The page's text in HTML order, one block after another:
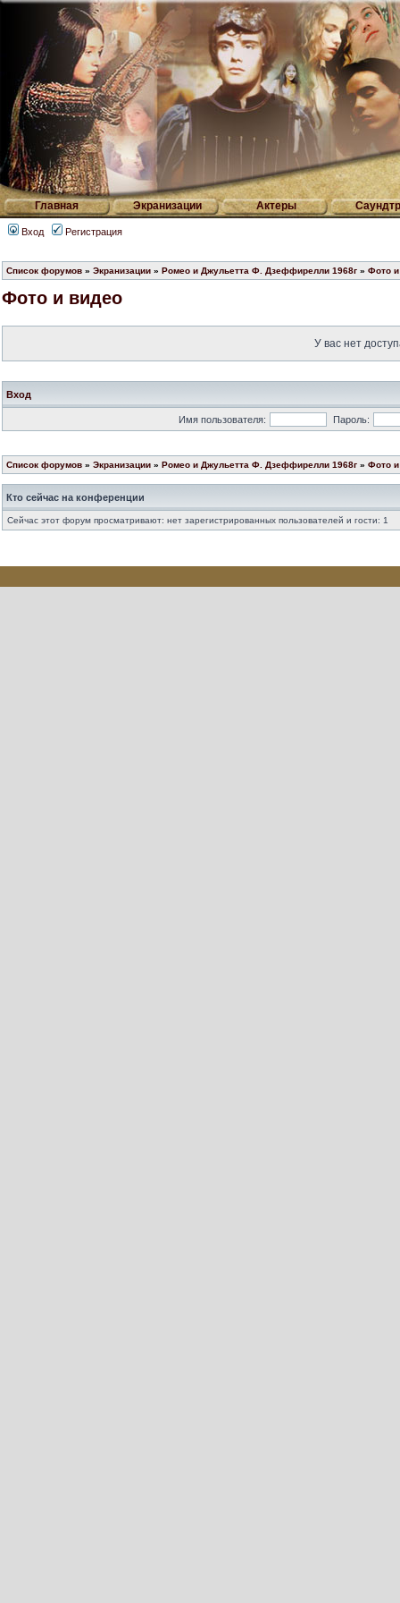
Главная Экранизации Актеры
Вход Регистрация
Список форумов » Экранизации » Ромео и Джульетта Ф. Дзеффирелли 1968г » Фото
Фото и видео
У вас нет
Вход
Имя пользователя: Пароль:
Список форумов » Экранизации » Ромео и Джульетта Ф. Дзеффирелли 1968г » Фото
Кто сейчас на конференции
Сейчас этот форум просматривают: нет зарегистрированных пользователей и гости: 1